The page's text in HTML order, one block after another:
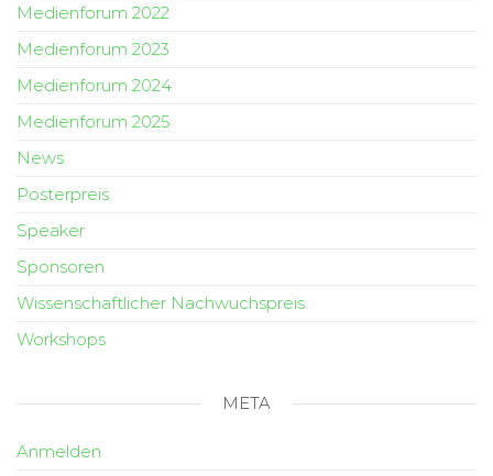
Medienforum 2022
Medienforum 2023
Medienforum 2024
Medienforum 2025
News
Posterpreis
Speaker
Sponsoren
Wissenschaftlicher Nachwuchspreis
Workshops
META
Anmelden